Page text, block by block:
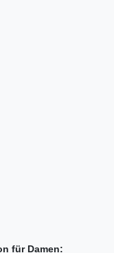
für Damen: